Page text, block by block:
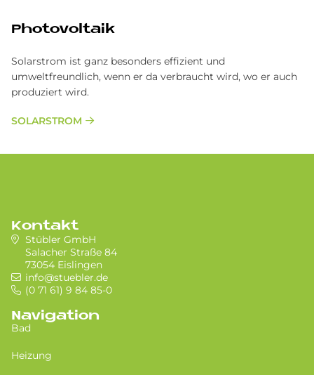
Photovoltaik
Solarstrom ist ganz besonders effizient und
umweltfreundlich, wenn er da verbraucht wird, wo er auch
produziert wird.
SOLARSTROM
Kontakt
Stübler GmbH
Salacher Straße 84
73054 Eislingen
info@stuebler.de
(0 71 61) 9 84 85-0
Navigation
Bad
Heizung